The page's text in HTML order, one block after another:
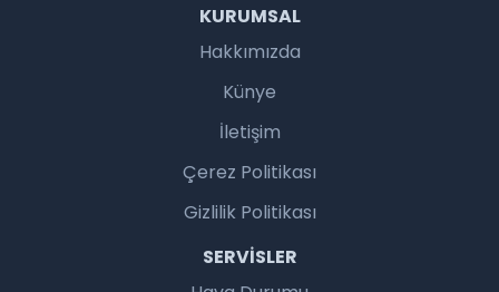
KURUMSAL
Hakkımızda
Künye
İletişim
Çerez Politikası
Gizlilik Politikası
SERVISLER